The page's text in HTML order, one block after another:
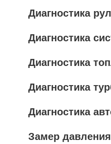
Диагностика
Диагностика
Диагностика
Диагностика
Диагностика
Замер